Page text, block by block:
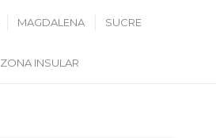
MAGDALENA SUCRE
ZONA INSULAR